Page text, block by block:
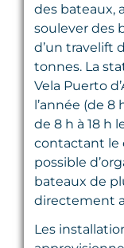
des bateaux,
soulever des
d’un travelift
tonnes. La
Vela Puerto
l’année (de 8
de 8 h à 18 h
contactant le
possible
bateaux de
directement
Les